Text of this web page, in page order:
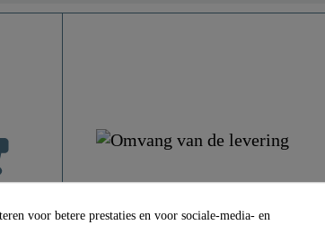
voor betere prestaties en voor sociale-media- en